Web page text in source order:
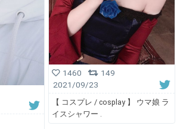
1460
149
2021/09/23
【 コスプレ / cosplay 】 ウマ娘 ラ
イスシャワー .